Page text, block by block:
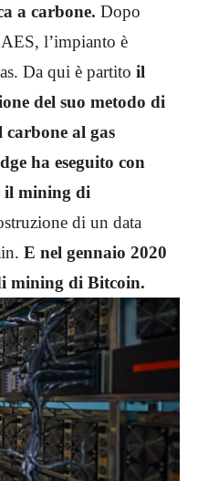
a carbone. Dopo
l’impianto è
Da qui è partito il
del suo metodo di
carbone al gas
ha eseguito con
il mining di
di un data
E nel gennaio 2020
mining di Bitcoin.